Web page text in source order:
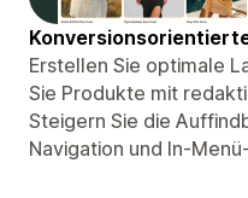
Erstellen Sie optimale
Sie Produkte mit
Steigern Sie die
Navigation und In-